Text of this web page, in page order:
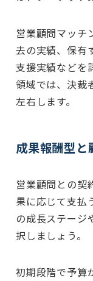
営業顧問マッチ
去の実績、保有
支援実績などを
領域では、決裁
左右します。
成果報酬型と
営業顧問との契
果に応じて支払
の成長ステージ
択しましょう。
初期段階で予算